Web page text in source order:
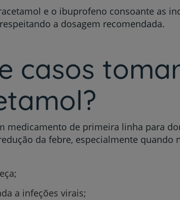
nos
e o ibuprofeno consoante as
a dosagem recomendada.
casos
medicamento de primeira linha para
da febre, especialmente quando
a infeções virais;